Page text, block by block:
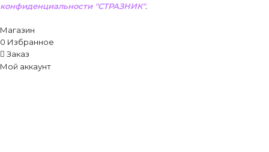
конфиденциальности "СТРАЗНИК".
Магазин
0 Избранное
Заказ
Мой аккаунт